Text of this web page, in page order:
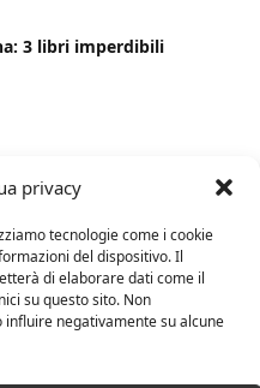
privacy
tecnologie come i cookie
del dispositivo. Il
di elaborare dati come il
su questo sito. Non
negativamente su alcune
3 libri imperdibili